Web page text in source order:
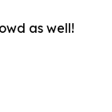
as well!